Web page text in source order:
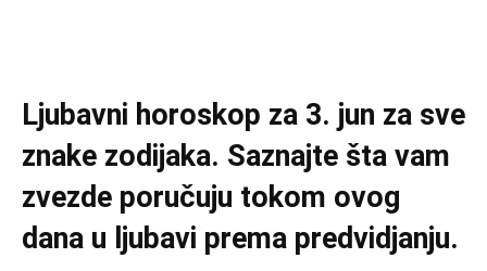
Ljubavni horoskop za 3. jun za sve
znake zodijaka. Saznajte šta vam
zvezde poručuju tokom ovog
dana u ljubavi prema predvidjanju.